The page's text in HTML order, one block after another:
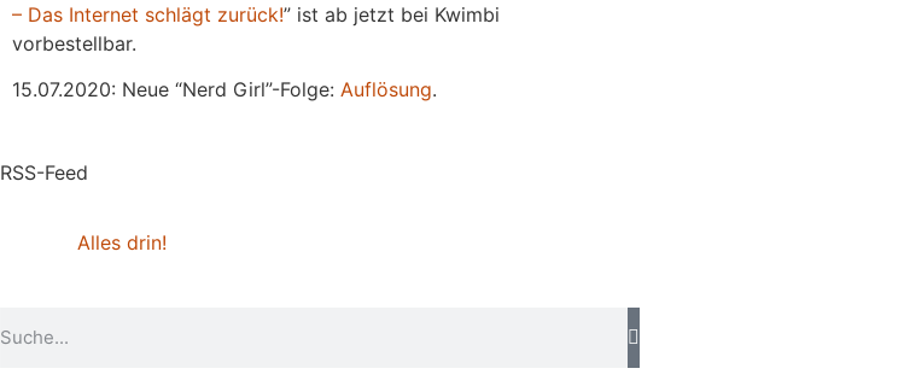
– Das Internet schlägt zurück!” ist ab jetzt bei Kwimbi
vorbestellbar.
15.07.2020: Neue “Nerd Girl”-Folge: Auflösung.
RSS-Feed
Alles drin!